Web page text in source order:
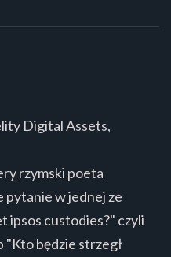
Digital Assets,
rzymski poeta
pytanie w jednej ze
ipsos custodies?" czyli
będzie strzegł